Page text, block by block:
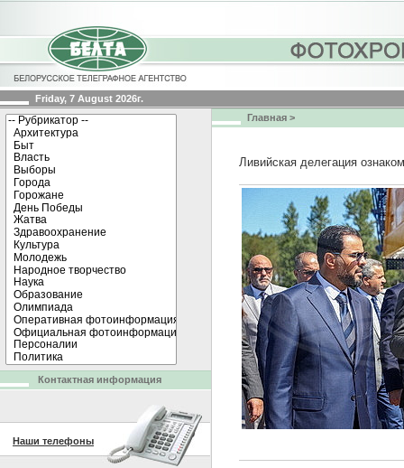
Friday, 7 August 2026г.
Главная >
Ливийская делегация
Контактная информация
Наши телефоны